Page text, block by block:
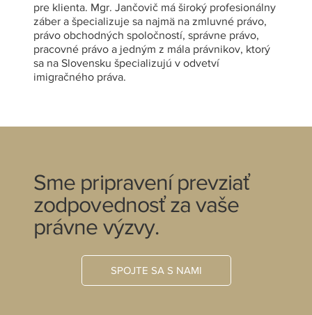
pre klienta. Mgr. Jančovič má široký profesionálny
záber a špecializuje sa najmä na zmluvné právo,
právo obchodných spoločností, správne právo,
pracovné právo a jedným z mála právnikov, ktorý
sa na Slovensku špecializujú v odvetví
imigračného práva.
Sme pripravení prevziať
zodpovednosť za vaše
právne výzvy.
SPOJTE SA S NAMI